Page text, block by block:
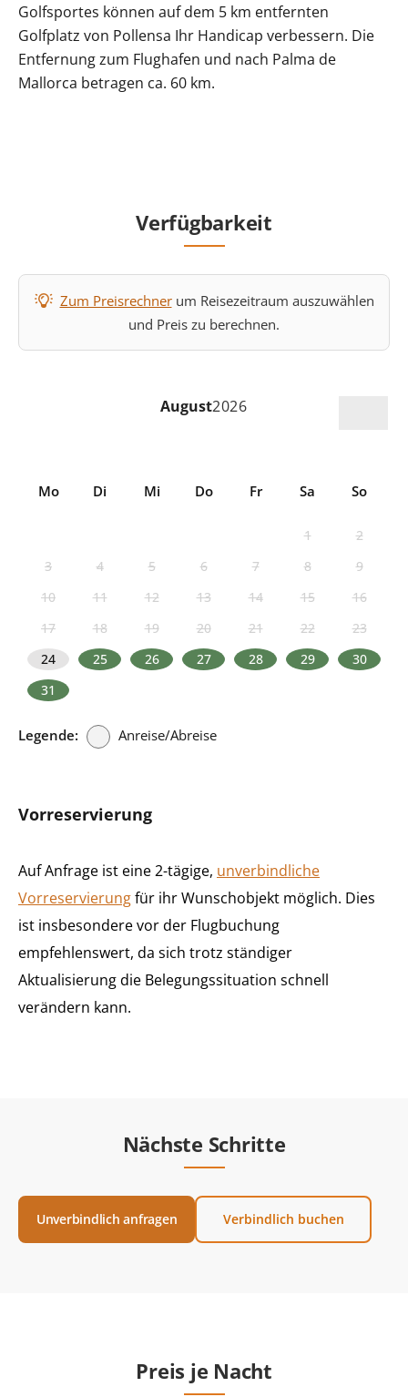
Golfsportes können auf dem 5 km entfernten
Golfplatz von Pollensa Ihr Handicap verbessern. Die
Entfernung zum Flughafen und nach Palma de
Mallorca betragen ca. 60 km.
Verfügbarkeit
Zum Preisrechnerum Reisezeitraum auszuwählen
und Preis zu berechnen.
August2026
Mo Di Mi Do Fr Sa So
1
2
3
4 5 6 7 8
9
10
11 12 13 14 15
16
17
18 19 20 21 22
23
24
25 26 27 28 29
30
31
Legende: Anreise/Abreise
Vorreservierung
Auf Anfrage ist eine 2-tägige, unverbindliche
Vorreservierungfür ihr Wunschobjekt möglich. Dies
ist insbesondere vor der Flugbuchung
empfehlenswert, da sich trotz ständiger
Aktualisierung die Belegungssituation schnell
verändern kann.
Nächste Schritte
Unverbindlich anfragen Verbindlich buchen
Preis je Nacht